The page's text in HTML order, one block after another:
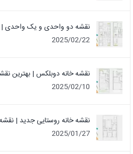
نقشه دو واحدی و یک واحدی | نقشه ۲ طبقه
2025/02/22
نقشه خانه دوبلکس | بهترین
2025/02/10
نقشه خانه روستایی جدید |
2025/01/27